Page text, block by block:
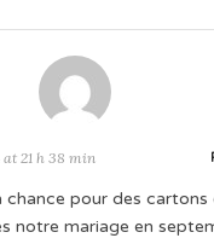
21 h 38 min
chance pour des cartons
notre mariage en